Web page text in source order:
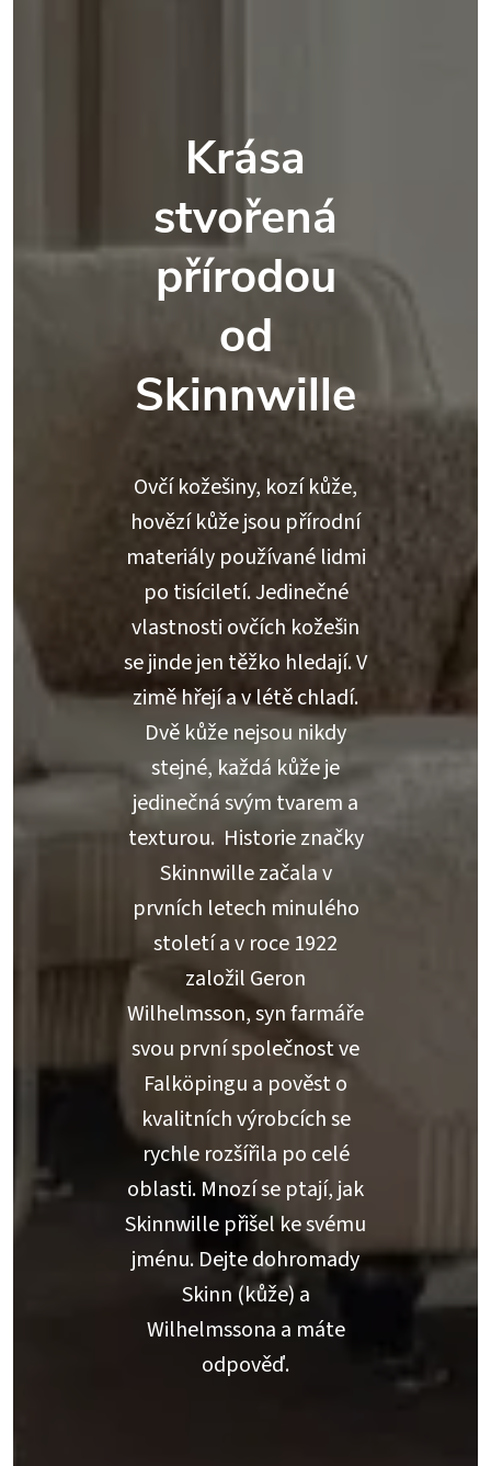
Krása
stvořená
přírodou
od
Skinnwille
Ovčí kožešiny, kozí kůže,
hovězí kůže jsou přírodní
materiály používané lidmi
po tisíciletí. Jedinečné
vlastnosti ovčích kožešin
se jinde jen těžko hledají. V
zimě hřejí a v létě chladí.
Dvě kůže nejsou nikdy
stejné, každá kůže je
jedinečná svým tvarem a
texturou. Historie značky
Skinnwille začala v
prvních letech minulého
století a v roce 1922
založil Geron
Wilhelmsson, syn farmáře
svou první společnost ve
Falköpingu a pověst o
kvalitních výrobcích se
rychle rozšířila po celé
oblasti. Mnozí se ptají, jak
Skinnwille přišel ke svému
jménu. Dejte dohromady
Skinn (kůže) a
Wilhelmssona a máte
odpověď.